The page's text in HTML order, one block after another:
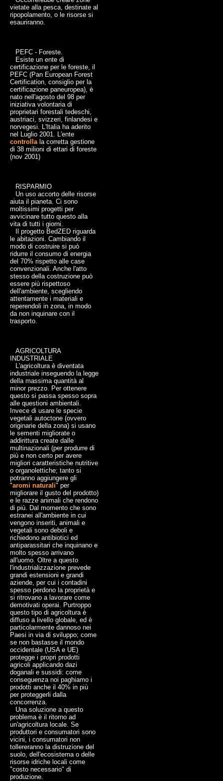
vietate alla pesca, destinate al
ripopolamento, o le risorse si
esauriranno.
PEFC - Foreste.
Esiste un ente di
certificazione per le foreste, il
PEFC (Pan European Forest
Certification, consiglio per la
certificazione paneuropea), è
nato nell'agosto del 98 per
iniziativa volontaria di
proprietari forestali tedeschi,
austriaci, svizzeri, finlandesi e
norvegesi. L'Italia ha aderito
nel Luglio 2001. L'ente
controllala corretta gestione
di 38 milioni di ettari di foreste
(nov 2001)
RISPARMIO
Un uso accorto delle risorse
aiuta il pianeta. Ci sono
moltissimi progetti per
avvicinare tutto questo alla
vita di tutti i giorni.
Il progetto BedZED riguarda
le abitazioni. Cambiando il
modo di costruire si può
ridurre il consumo di energia
del 70% rispetto alle case
convenzionali. Anche l'atto
stesso della costruzione può
essere più rispettoso
dell'ambiente, scegliendo
attentamente i materiali e
reperendoli in zona, in modo
da non inquinare con il
trasporto.
AGRICOLTURA
INDUSTRIALE
L'agricoltura è diventata
industriale inseguendo la legge
della massima quantità al
minor prezzo. Per ottenere
questo si passa spesso sopra
alle questioni ambientali.
Invece di usare le specie
vegetali autoctone (ovvero
originarie della zona) si usano
le sementi migliorate o
addirittura create dalle
multinazionali (per produrre di
più e non certo per avere
migliori caratteristiche nutritive
o organolettiche; tanto si
potranno aggiungere gli
"aromi naturali" per
migliorare il gusto del prodotto)
e le razze animali che rendono
di più. Dal momento che sono
estranei all'ambiente in cui
vengono inseriti, animali e
vegetali sono deboli e
richiedono antibiotici ed
antiparassitari che inquinano e
molto spesso arrivano
all'uomo. Oltre a questo
l'industrializzazione prevede
grandi estensioni e grandi
aziende, per cui i contadini
spesso perdono la proprietà e
si ritrovano a lavorare come
demotivati operai. Purtroppo
questo tipo di agricoltura è
diffuso a livello globale, ed è
particolarmente dannoso nei
Paesi in via di sviluppo; come
se non bastasse il mondo
occidentale (USA e UE)
protegge i propri prodotti
agricoli applicando dazi
doganali e sussidi: come
conseguenza noi paghiamo i
prodotti anche il 40% in più
per proteggerli dalla
concorrenza.
Una soluzione a questo
problema è il ritorno ad
un'agricoltura locale. Se
produttori e consumatori sono
vicini, i consumatori non
tollereranno la distruzione del
suolo, dell'ecosistema o delle
risorse idriche locali come
"costo necessario" di
produzione.